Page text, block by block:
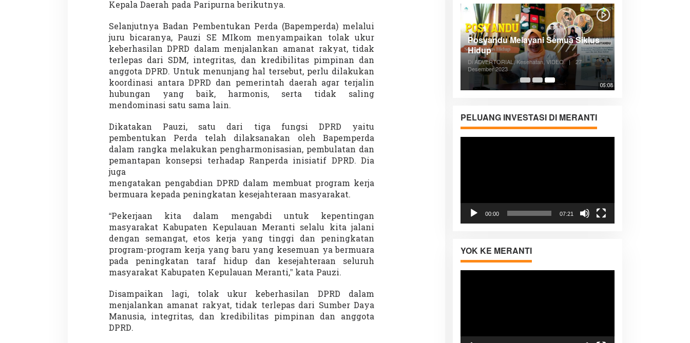
Kepala Daerah pada Paripurna berikutnya.
Selanjutnya Badan Pembentukan Perda (Bapemperda) melalui
juru bicaranya, Pauzi SE MIkom menyampaikan tolak ukur
keberhasilan DPRD dalam menjalankan amanat rakyat, tidak
terlepas dari SDM, integritas, dan kredibilitas pimpinan dan
anggota DPRD. Untuk menunjang hal tersebut, perlu dilakukan
koordinasi antara DPRD dan pemerintah daerah agar terjalin
hubungan yang baik, harmonis, serta tidak saling
mendominasi satu sama lain.
Dikatakan Pauzi, satu dari tiga fungsi DPRD yaitu
pembentukan Perda telah dilaksanakan oleh Bapemperda
dalam rangka melakukan pengharmonisasian, pembulatan dan
pemantapan konsepsi terhadap Ranperda inisiatif DPRD. Dia
juga
mengatakan pengabdian DPRD dalam membuat program kerja
bermuara kepada peningkatan kesejahteraan masyarakat.
“Pekerjaan kita dalam mengabdi untuk kepentingan
masyarakat Kabupaten Kepulauan Meranti selalu kita jalani
dengan semangat, etos kerja yang tinggi dan peningkatan
program-program kerja yang baru yang kesemuan ya bermuara
pada peningkatan taraf hidup dan kesejahteraan seluruh
masyarakat Kabupaten Kepulauan Meranti,” kata Pauzi.
Disampaikan lagi, tolak ukur keberhasilan DPRD dalam
menjalankan amanat rakyat, tidak terlepas dari Sumber Daya
Manusia, integritas, dan kredibilitas pimpinan dan anggota
DPRD.
Partisipasi Pemuda dalam
Pelayanan Sukarela Internasional
Diadakan di Nanjing
Di GLOBAL, VIDEO | 18 Januari 2024
Eksplore Meranti – Yok ke Meranti
Di Budaya, NASIONAL, VIDEO, Wisata
2024
05:08
Posyandu Melayani Semua Siklus
Hidup
Di ADVERTORIAL, Kesehatan, VIDEO |
27
Desember 2023
PELUANG INVESTASI DI MERANTI
00:00 07:21
YOK KE MERANTI